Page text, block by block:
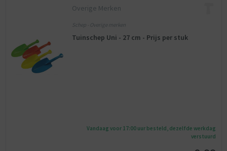
Overige Merken
Schep - Overige merken
Tuinschep Uni - 27 cm - Prijs per stuk
Vandaag voor 17:00 uur besteld, dezelfde werkdag
verstuurd